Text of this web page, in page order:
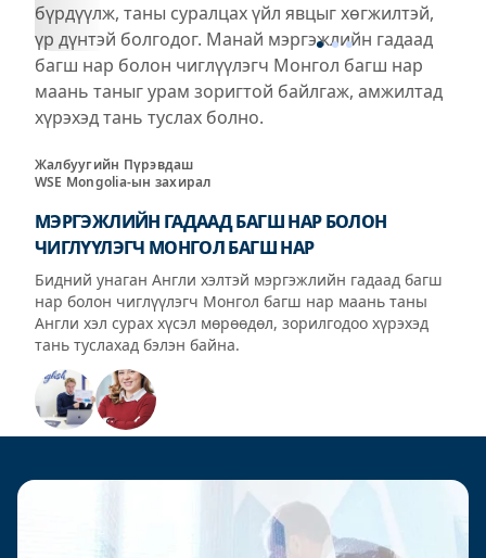
бүрдүүлж, таны суралцах үйл явцыг хөгжилтэй,
үр дүнтэй болгодог. Манай мэргэжлийн гадаад
багш нар болон чиглүүлэгч Монгол багш нар
маань таныг урам зоригтой байлгаж, амжилтад
хүрэхэд тань туслах болно.
Жалбуугийн Пүрэвдаш
WSE Mongolia-ын захирал
МЭРГЭЖЛИЙН ГАДААД БАГШ НАР БОЛОН
ЧИГЛҮҮЛЭГЧ МОНГОЛ БАГШ НАР
Бидний унаган Англи хэлтэй мэргэжлийн гадаад багш
нар болон чиглүүлэгч Монгол багш нар маань таны
Англи хэл сурах хүсэл мөрөөдөл, зорилгодоо хүрэхэд
тань туслахад бэлэн байна.